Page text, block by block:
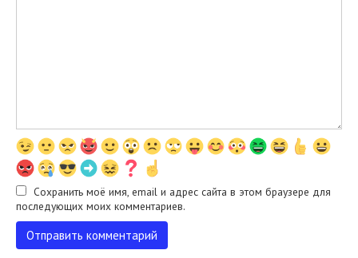
Сохранить моё имя, email и адрес сайта в этом браузере для
последующих моих комментариев.